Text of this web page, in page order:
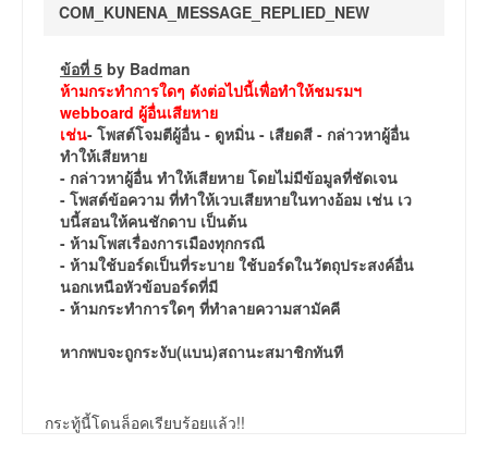
COM_KUNENA_MESSAGE_REPLIED_NEW
ข้อที่ 5 by Badman
ห้ามกระทำการใดๆ ดังต่อไปนี้เพื่อทำให้ชมรมฯ
webboard ผู้อื่นเสียหาย
เช่น- โพสต์โจมตีผู้อื่น - ดูหมิ่น - เสียดสี - กล่าวหาผู้อื่น
ทำให้เสียหาย
- กล่าวหาผู้อื่น ทำให้เสียหาย โดยไม่มีข้อมูลที่ชัดเจน
- โพสต์ข้อความ ที่ทำให้เวบเสียหายในทางอ้อม เช่น เว
บนี้สอนให้คนชักดาบ เป็นต้น
- ห้ามโพสเรื่องการเมืองทุกกรณี
- ห้ามใช้บอร์ดเป็นที่ระบาย ใช้บอร์ดในวัตถุประสงค์อื่น
นอกเหนือหัวข้อบอร์ดที่มี
- ห้ามกระทำการใดๆ ที่ทำลายความสามัคคี
หากพบจะถูกระงับ(แบน)สถานะสมาชิกทันที
กระทู้นี้โดนล็อคเรียบร้อยแล้ว!!